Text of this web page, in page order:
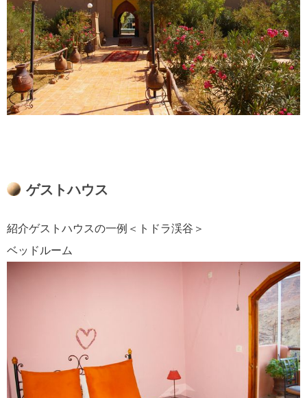
ゲストハウス
紹介ゲストハウスの一例＜トドラ渓谷＞
ベッドルーム